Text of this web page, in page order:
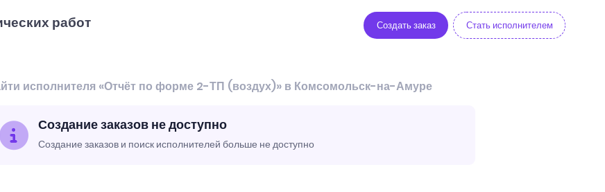
работ Создать заказ Стать исполнителем
исполнителя «Отчёт по форме 2-ТП (воздух)» в Комсомольск-на-Амуре
Создание заказов не доступно
Создание заказов и поиск исполнителей больше не доступно